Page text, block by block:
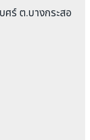
ร์ ต.บางกระสอ